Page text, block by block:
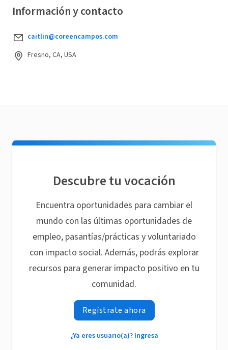
Información y contacto
caitlin@coreencampos.com
Fresno, CA, USA
Descubre tu vocación
Encuentra oportunidades para cambiar el
mundo con las últimas oportunidades de
empleo, pasantías/prácticas y voluntariado
con impacto social. Además, podrás explorar
recursos para generar impacto positivo en tu
comunidad.
Regístrate ahora
¿Ya eres usuario(a)? Ingresa